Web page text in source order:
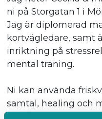
ni på Storgatan 1 i
Jag är diplomerad
kortvägledare, samt
inriktning på
mental träning.
Ni kan använda
samtal, healing och